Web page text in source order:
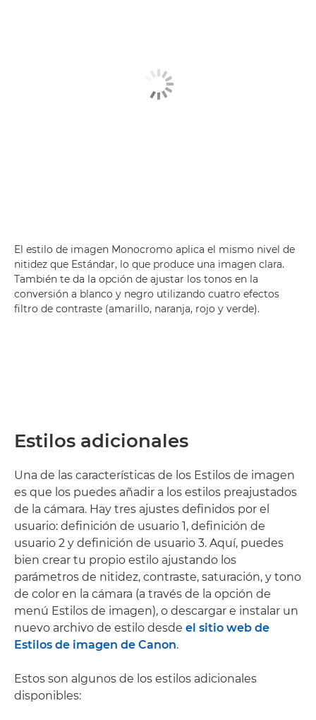
El estilo de imagen Monocromo aplica el mismo nivel de
nitidez que Estándar, lo que produce una imagen clara.
También te da la opción de ajustar los tonos en la
conversión a blanco y negro utilizando cuatro efectos
filtro de contraste (amarillo, naranja, rojo y verde).
Estilos adicionales
Una de las características de los Estilos de imagen
es que los puedes añadir a los estilos preajustados
de la cámara. Hay tres ajustes definidos por el
usuario: definición de usuario 1, definición de
usuario 2 y definición de usuario 3. Aquí, puedes
bien crear tu propio estilo ajustando los
parámetros de nitidez, contraste, saturación, y tono
de color en la cámara (a través de la opción de
menú Estilos de imagen), o descargar e instalar un
nuevo archivo de estilo desde el sitio web de
Estilos de imagen de Canon.
Estos son algunos de los estilos adicionales
disponibles: